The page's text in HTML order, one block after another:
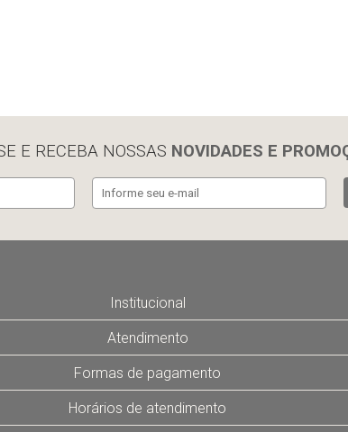
E RECEBA NOSSAS NOVIDADES E
Institucional
Atendimento
Formas de pagamento
Horários de atendimento